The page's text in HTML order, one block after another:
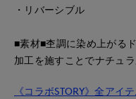
・リバーシブル
■素材■杢調に染め上がる
加工を施すことでナチュ
《コラボSTORY》全アイ